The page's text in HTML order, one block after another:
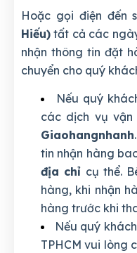
Hoặc gọi điện đến
Hiếu) tất cả các
nhận thông tin đặt
chuyển cho quý
Nếu quý
các dịch vụ vận
Giaohangnhanh
tin nhận hàng
địa chỉ cụ thể.
hàng, khi nhận
hàng trước khi
Nếu quý
TPHCM vui lòng